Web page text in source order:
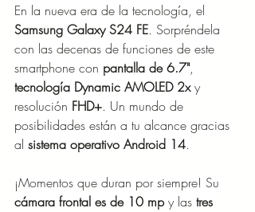
En la nueva era de la tecnología, el
Samsung Galaxy S24 FE. Sorpréndela
con las decenas de funciones de este
smartphone con pantalla de 6.7",
tecnología Dynamic AMOLED 2x y
resolución FHD+. Un mundo de
posibilidades están a tu alcance gracias
al sistema operativo Android 14.
¡Momentos que duran por siempre! Su
cámara frontal es de 10 mp y las tres